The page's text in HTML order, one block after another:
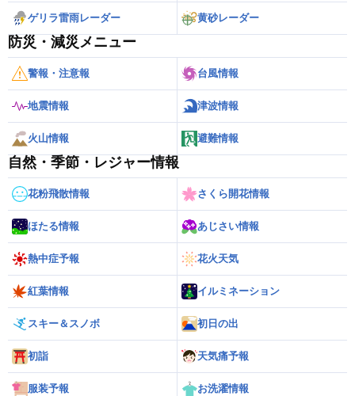
ゲリラ雷雨レーダー 黄砂レーダー
防災・減災メニュー
警報・注意報 台風情報
地震情報 津波情報
火山情報 避難情報
自然・季節・レジャー情報
花粉飛散情報 さくら開花情報
ほたる情報 あじさい情報
熱中症予報 花火天気
紅葉情報 イルミネーション
スキー＆スノボ 初日の出
初詣 天気痛予報
服装予報 お洗濯情報